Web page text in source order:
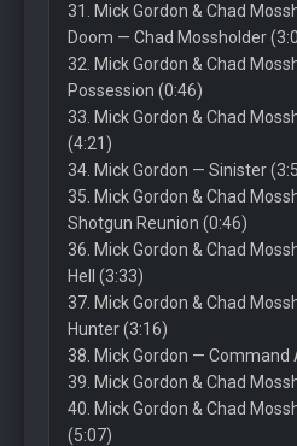
31. Mick Gordon & Chad
Doom — Chad Mossholder
32. Mick Gordon & Chad
Possession (0:46)
33. Mick Gordon & Chad
(4:21)
34. Mick Gordon — Sinister
35. Mick Gordon & Chad
Shotgun Reunion (0:46)
36. Mick Gordon & Chad
Hell (3:33)
37. Mick Gordon & Chad
Hunter (3:16)
38. Mick Gordon — Command
39. Mick Gordon & Chad
40. Mick Gordon & Chad
(5:07)